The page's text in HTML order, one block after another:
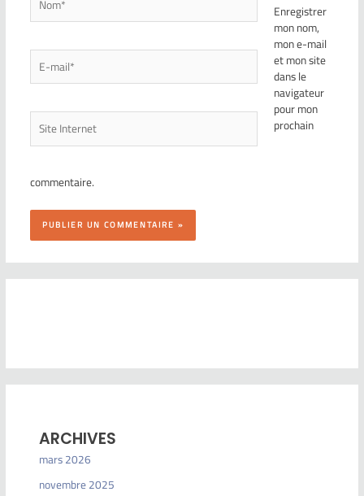
Enregistrer
mon nom,
mon e-mail
et mon site
dans le
navigateur
pour mon
prochain
commentaire.
ARCHIVES
mars 2026
novembre 2025